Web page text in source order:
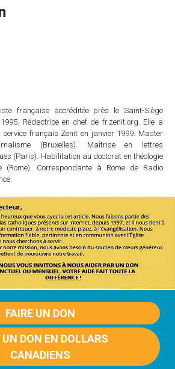
r
française accréditée près le Saint-Siège
Rédactrice en chef de fr.zenit.org. Elle a
service français Zenit en janvier 1999. Master
(Bruxelles). Maîtrise en lettres
(Paris). Habilitation au doctorat en théologie
(Rome). Correspondante à Rome de Radio
FAIRE UN DON
UN DON EN DOLLARS
CANADIENS